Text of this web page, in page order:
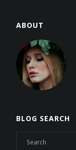
ABOUT
BLOG SEARCH